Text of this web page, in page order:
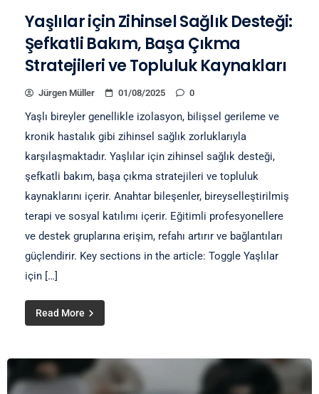
Yaşlılar için Zihinsel Sağlık Desteği:
Şefkatli Bakım, Başa Çıkma
Stratejileri ve Topluluk Kaynakları
Jürgen Müller 01/08/2025 0
Yaşlı bireyler genellikle izolasyon, bilişsel gerileme ve
kronik hastalık gibi zihinsel sağlık zorluklarıyla
karşılaşmaktadır. Yaşlılar için zihinsel sağlık desteği,
şefkatli bakım, başa çıkma stratejileri ve topluluk
kaynaklarını içerir. Anahtar bileşenler, bireyselleştirilmiş
terapi ve sosyal katılımı içerir. Eğitimli profesyonellere
ve destek gruplarına erişim, refahı artırır ve bağlantıları
güçlendirir. Key sections in the article: Toggle Yaşlılar
için […]
Read More